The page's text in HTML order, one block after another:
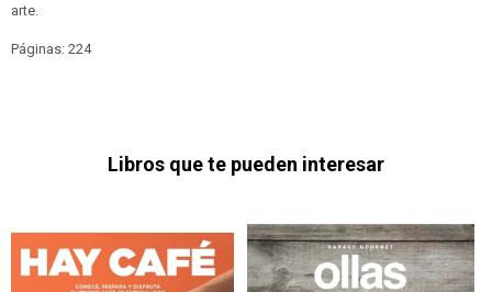
arte.
Páginas: 224
Libros que te pueden interesar